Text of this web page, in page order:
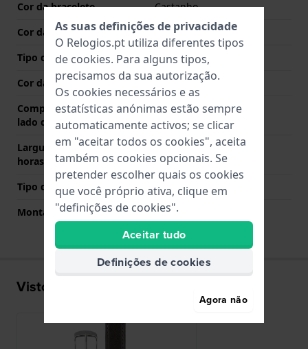
Cor da bracelete
Castanho
Cor das costuras
Castanho
Tipo de Fecho
Fecho
Cor da fivela
Prata
Comprimento de banda no
lado das 12 horas
75 mm
Largura de banda lado 6
horas (mm)
110 mm
Tipo de montagem
Pinos de pressão
Montagem Reta
Sim
Visto recentemente
As suas definições de privacidade
O Relogios.pt utiliza diferentes tipos
de cookies. Para alguns tipos,
precisamos da sua autorização.
Os cookies necessários e as
estatísticas anónimas estão sempre
automaticamente activos; se clicar
em "aceitar todos os cookies", aceita
também os cookies opcionais. Se
pretender escolher quais os cookies
que você próprio ativa, clique em
"definições de cookies".
Aceitar tudo
Definições de cookies
Agora não